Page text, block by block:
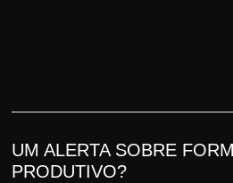
UM ALERTA SOBRE
PRODUTIVO?